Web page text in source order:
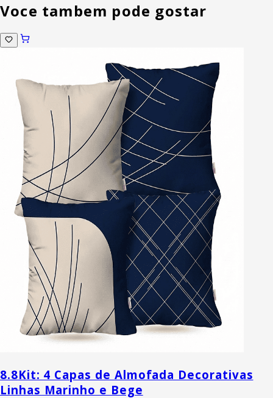
Voce tambem pode gostar
8.8Kit: 4 Capas de Almofada Decorativas
Linhas Marinho e Bege